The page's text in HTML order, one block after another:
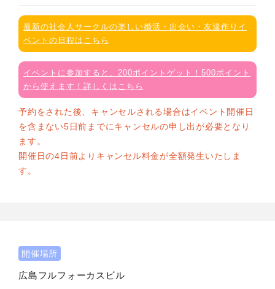
最新の社会人サークルの楽しい婚活・出会い・友達作りイ
ベントの日程はこちら
イベントに参加すると、200ポイントゲット！500ポイント
から使えます！詳しくはこちら
予約をされた後、キャンセルされる場合はイベント開催日
を含まない5日前までにキャンセルの申し出が必要となり
ます。
開催日の4日前よりキャンセル料金が全額発生いたしま
す。
開催場所
広島フルフォーカスビル